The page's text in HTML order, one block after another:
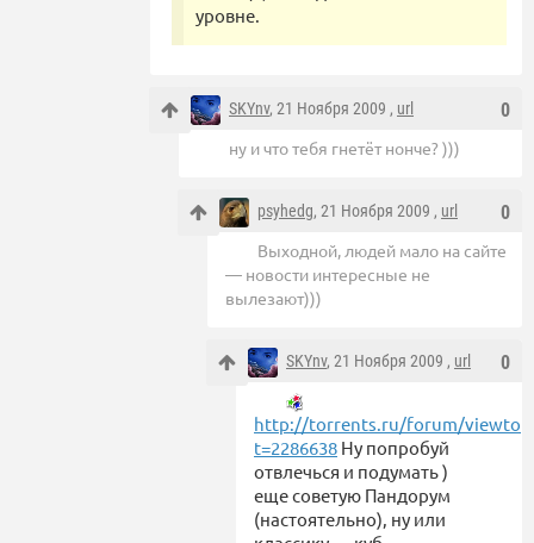
уровне.
0
SKYnv, 21 Ноября 2009 , url
ну и что тебя гнетёт нонче? )))
0
psyhedg, 21 Ноября 2009 , url
Выходной, людей мало на сайте
— новости интересные не
вылезают)))
0
SKYnv, 21 Ноября 2009 , url
http://torrents.ru/forum/
t=2286638 Ну попробуй
отвлечься и подумать )
еще советую Пандорум
(настоятельно), ну или